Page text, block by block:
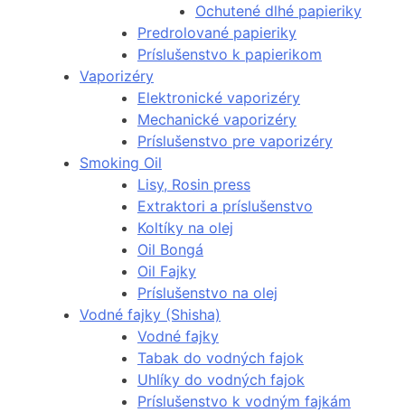
Ochutené dlhé papieriky
Predrolované papieriky
Príslušenstvo k papierikom
Vaporizéry
Elektronické vaporizéry
Mechanické vaporizéry
Príslušenstvo pre vaporizéry
Smoking Oil
Lisy, Rosin press
Extraktori a príslušenstvo
Koltíky na olej
Oil Bongá
Oil Fajky
Príslušenstvo na olej
Vodné fajky (Shisha)
Vodné fajky
Tabak do vodných fajok
Uhlíky do vodných fajok
Príslušenstvo k vodným fajkám